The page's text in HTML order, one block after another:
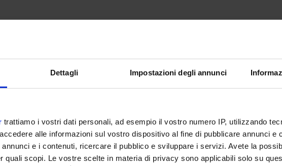
Dettagli Impostazioni degli annunci
trattiamo i vostri dati personali, ad esempio il vostro numero IP, utilizzando
alle informazioni sul vostro dispositivo al fine di pubblicare annunci e
e i contenuti, ricercare il pubblico e sviluppare i servizi. Avete la
quali scopi. Le vostre scelte in materia di privacy sono applicabili solo su